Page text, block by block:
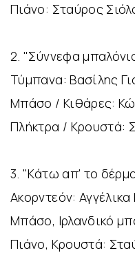
Πιάνο: Σταύρος
2. "Σύννεφα
Τύμπανα: Βασίλης
Μπάσο / Κιθάρες:
Πλήκτρα / Κρουστά:
3. "Κάτω απ' το
Ακορντεόν:
Μπάσο, Ιρλανδικό
Πιάνο, Κρουστά: